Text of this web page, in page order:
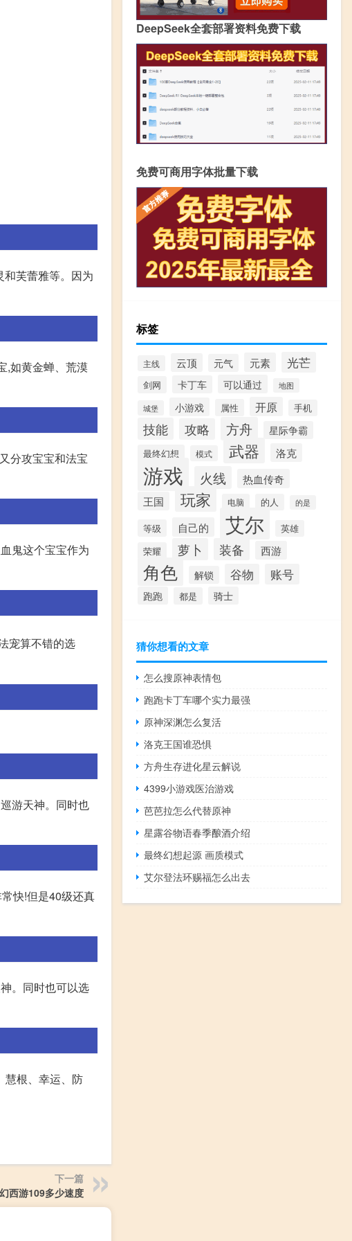
芙蕾雅等。因为
,如黄金蝉、荒漠
分攻宝宝和法宝
鬼这个宝宝作为
宠算不错的选
游天神。同时也
快!但是40级还真
。同时也可以选
慧根、幸运、防
下一篇
西游109多少速度
DeepSeek全套部署资料免费下载
免费可商用字体批量下载
标签
主线 云顶 元气 元素 光芒
剑网 卡丁车 可以通过 地图
城堡 小游戏 属性 开原 手机
技能 攻略 方舟 星际争霸
最终幻想 模式 武器 洛克
游戏 火线 热血传奇
王国 玩家 电脑 的人 的是
等级 自己的 艾尔 英雄
荣耀 萝卜 装备 西游
角色 解锁 谷物 账号
跑跑 都是 骑士
猜你想看的文章
怎么搜原神表情包
跑跑卡丁车哪个实力最强
原神深渊怎么复活
洛克王国谁恐惧
方舟生存进化星云解说
4399小游戏医治游戏
芭芭拉怎么代替原神
星露谷物语春季酿酒介绍
最终幻想起源 画质模式
艾尔登法环赐福怎么出去